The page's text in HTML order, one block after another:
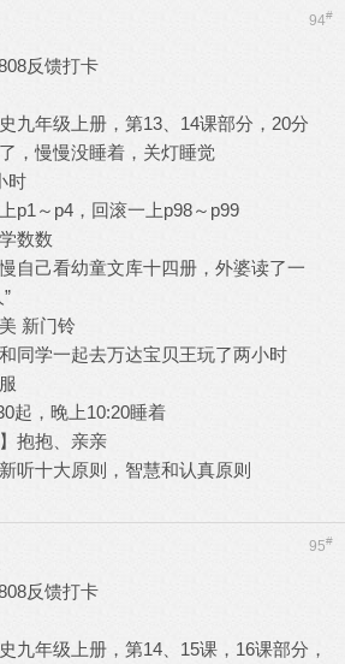
94#
反馈打卡
九年级上册，第13、14课部分，20分
，慢慢没睡着，关灯睡觉
时
p1～p4，回滚一上p98～p99
数数
自己看幼童文库十四册，外婆读了一
新门铃
同学一起去万达宝贝王玩了两小时
起，晚上10:20睡着
抱抱、亲亲
听十大原则，智慧和认真原则
95#
反馈打卡
九年级上册，第14、15课，16课部分，